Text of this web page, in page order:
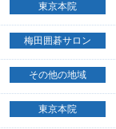
東京本院
梅田囲碁サロン
その他の地域
東京本院